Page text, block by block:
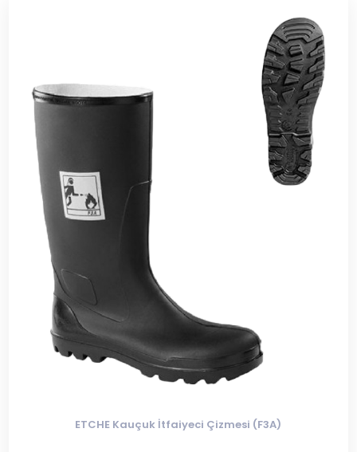
ETCHE Kauçuk İtfaiyeci Çizmesi (F3A)